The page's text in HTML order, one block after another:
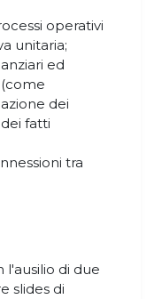
operativi
unitaria;
ed
dei
fatti
tra
l'ausilio di due
slides di